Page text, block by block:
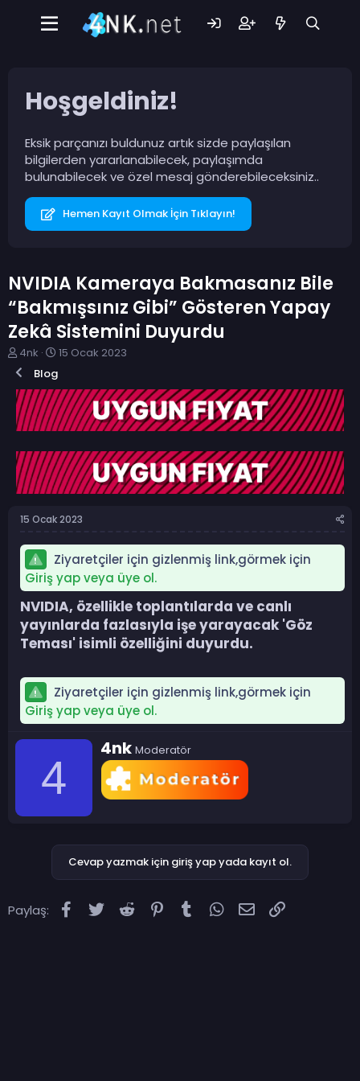
Hoşgeldiniz!
Eksik parçanızı buldunuz artık sizde paylaşılan
bilgilerden yararlanabilecek, paylaşımda
bulunabilecek ve özel mesaj gönderebileceksiniz..
Hemen Kayıt Olmak İçin Tıklayın!
NVIDIA Kameraya Bakmasanız Bile
“Bakmışsınız Gibi” Gösteren Yapay
Zekâ Sistemini Duyurdu
K
o
n
b
u
y
b
a
ş
l
t
4nk
B
l
a
n
ı
ç
t
a
i
i
15 Ocak 2023
Blog
15 Ocak 2023
Ziyaretçiler için gizlenmiş link,görmek için
Giriş yap veya üye ol.
NVIDIA, özellikle toplantılarda ve canlı
yayınlarda fazlasıyla işe yarayacak 'Göz
Teması' isimli özelliğini duyurdu.​
Ziyaretçiler için gizlenmiş link,görmek için
Giriş yap veya üye ol.
4
Y
a
z
a
r
4nk Moderatör
Cevap yazmak için giriş yap yada kayıt ol.
Paylaş: Facebook
Twitter Reddit Pinterest
Tumblr WhatsApp
E-posta